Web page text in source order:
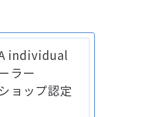
individual
ラー
ョップ認定